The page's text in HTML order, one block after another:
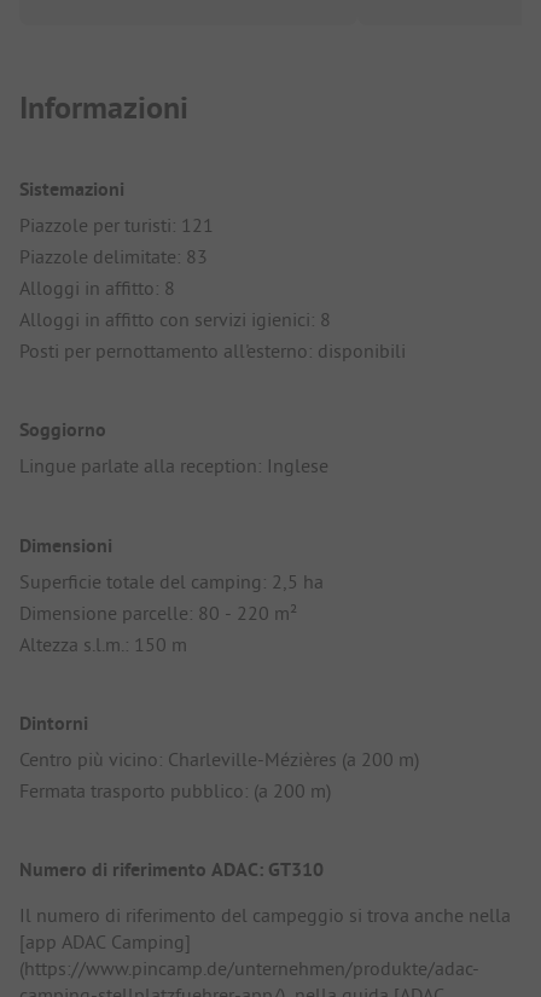
Informazioni
Sistemazioni
Piazzole per turisti: 121
Piazzole delimitate: 83
Alloggi in affitto: 8
Alloggi in affitto con servizi igienici: 8
Posti per pernottamento all'esterno: disponibili
Soggiorno
Lingue parlate alla reception: Inglese
Dimensioni
Superficie totale del camping: 2,5 ha
Dimensione parcelle: 80 - 220 m²
Altezza s.l.m.: 150 m
Dintorni
Centro più vicino: Charleville-Mézières (a 200 m)
Fermata trasporto pubblico: (a 200 m)
Numero di riferimento ADAC: GT310
Il numero di riferimento del campeggio si trova anche nella
[app ADAC Camping]
(https://www.pincamp.de/unternehmen/produkte/adac-